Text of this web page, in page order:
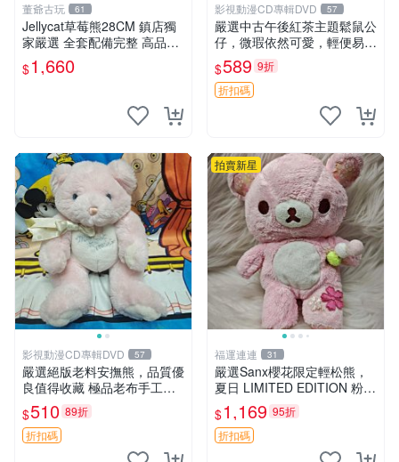
董爺古玩 61
Jellycat草莓熊28CM 鎮店獨
家嚴選 全套配備完整 高品質
收藏好物 紋章 玩具熊 定制熊
$1,660
影視動漫CD專輯DVD 57
嚴選中古午後紅茶主題鬆鼠公
仔，微瑕依然可愛，輕便易運
送 二手收藏推薦 工廠直營 快
遞到府 中古 玩偶 公仔
$589 9折
折扣碼
影視動漫CD專輯DVD 57
嚴選絕版老料安撫熊，品質優
良值得收藏 極品老布手工安
撫搖鈴玩具，適合哄睡寶貝
超柔老料搖鈴熊，專為孩子設
計的安心伴護 推薦絕版老布
製工藝搖鈴熊，可當作童
$510 89折
折扣碼
拍賣新星
福運連連 31
嚴選Sanx櫻花限定輕松熊，
夏日 LIMITED EDITION 粉色
毛絨熊，背有拉鏈設計，肚內
填充豆袋，精致工藝呈現，狀
態如新，適合收藏與送人 櫻
$1,169 95折
折扣碼